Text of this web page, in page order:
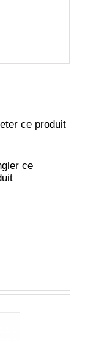
ce produit
ce